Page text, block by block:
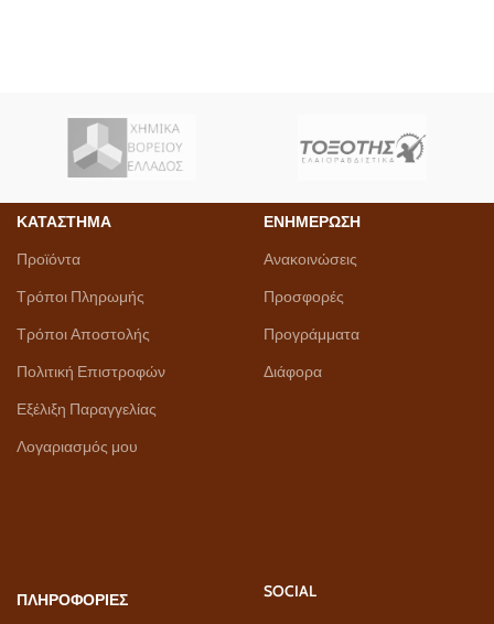
ΚΑΤΑΣΤΗΜΑ
Προϊόντα
Τρόποι Πληρωμής
Τρόποι Αποστολής
Πολιτική Επιστροφών
Εξέλιξη Παραγγελίας
Λογαριασμός μου
ΕΝΗΜΕΡΩΣΗ
Ανακοινώσεις
Προσφορές
Προγράμματα
Διάφορα
ΠΛΗΡΟΦΟΡΙΕΣ
SOCIAL